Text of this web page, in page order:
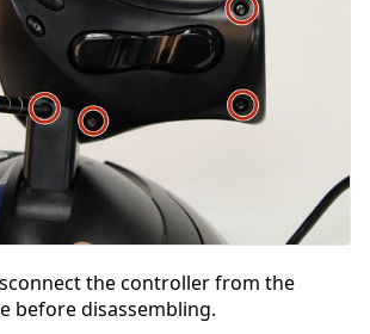
the controller from the
before disassembling.